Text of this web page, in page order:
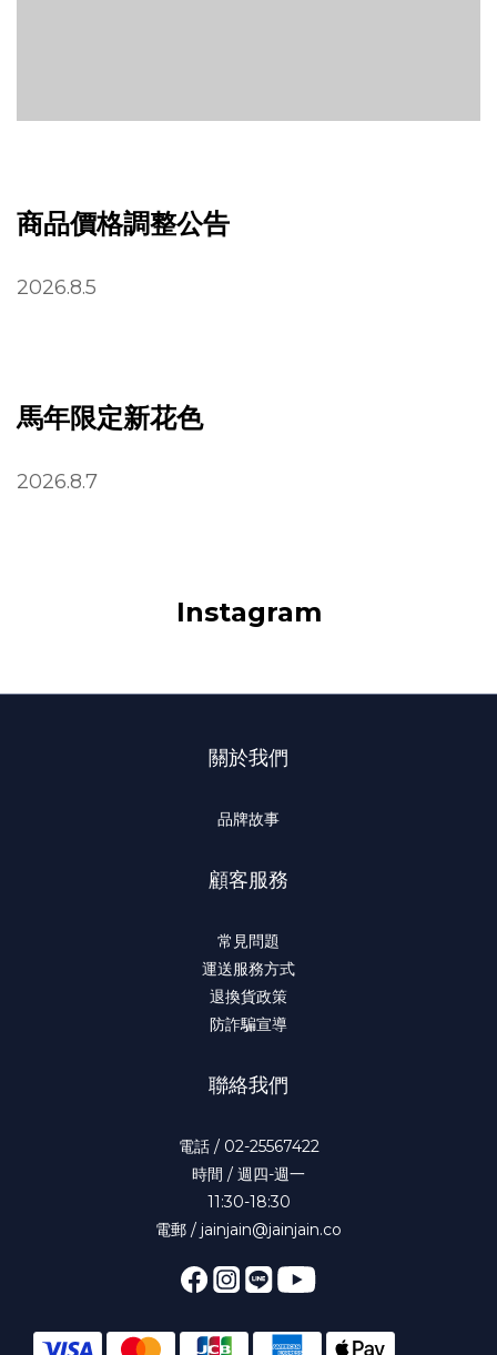
商品價格調整公告
2026.8.5
馬年限定新花色
2026.8.7
Instagram
關於我們
品牌故事
顧客服務
常見問題
運送服務方式
退換貨政策
防詐騙宣導
聯絡我們
電話 / 02-25567422
時間 / 週四-週一
11:30-18:30
電郵 / jainjain@jainjain.co